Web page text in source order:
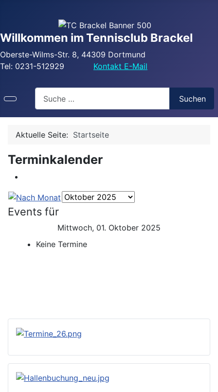
Willkommen im Tennisclub Brackel
Oberste-Wilms-Str. 8, 44309 Dortmund
Tel: 0231-512929
Kontakt E-Mail
Suchen
Aktuelle Seite: Startseite
Terminkalender
Events für
Mittwoch, 01. Oktober 2025
Keine Termine